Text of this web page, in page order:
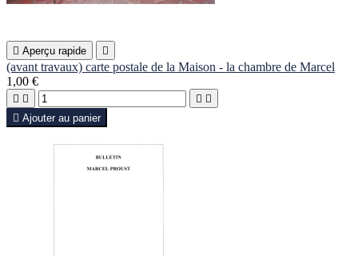
 Aperçu rapide 
(avant travaux) carte postale de la Maison - la chambre de Marcel
1,00 €
   
 Ajouter au panier